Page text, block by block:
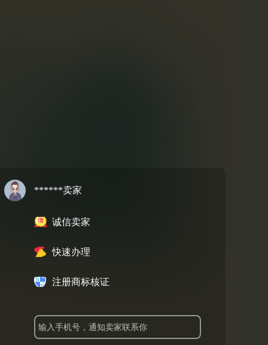
******卖家
诚信卖家
快速办理
注册商标核证